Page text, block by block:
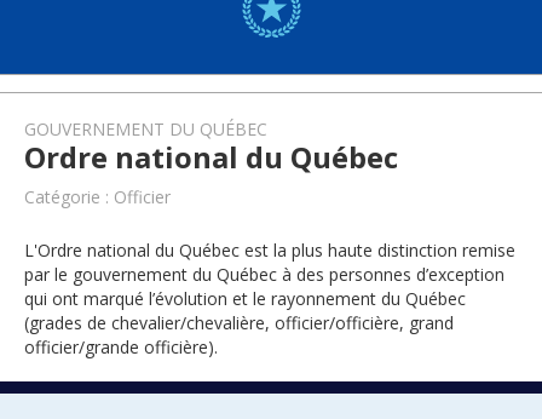
GOUVERNEMENT DU QUÉBEC
Ordre national du Québec
Catégorie : Officier
L'Ordre national du Québec est la plus haute distinction remise
par le gouvernement du Québec à des personnes d’exception
qui ont marqué l’évolution et le rayonnement du Québec
(grades de chevalier/chevalière, officier/officière, grand
officier/grande officière).